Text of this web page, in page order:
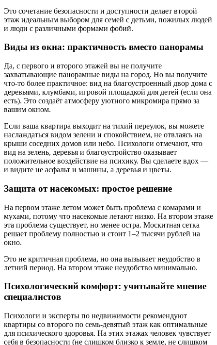
Это сочетание безопасности и доступности делает второй
этаж идеальным выбором для семей с детьми, пожилых людей
и люди с различными формами фобий.
Виды из окна: практичность вместо панорамы
Да, с первого и второго этажей вы не получите
захватывающие панорамные виды на город. Но вы получите
что-то более практичное: вид на благоустроенный двор дома с
деревьями, клумбами, игровой площадкой для детей (если она
есть). Это создаёт атмосферу уютного микромира прямо за
вашим окном.
Если ваша квартира выходит на тихий переулок, вы можете
наслаждаться видом зелени и спокойствием, не отвлаясь на
крыши соседних домов или небо. Психологи отмечают, что
вид на зелень, деревья и благоустройство оказывает
положительное воздействие на психику. Вы сделаете вдох —
и видите не асфальт и машины, а деревья и цветы.
Защита от насекомых: простое решение
На первом этаже летом может быть проблема с комарами и
мухами, потому что насекомые летают низко. На втором этаже
эта проблема существует, но менее остра. Москитная сетка
решает проблему полностью и стоит 1–2 тысячи рублей на
окно.
Это не критичная проблема, но она вызывает неудобство в
летний период. На втором этаже неудобство минимально.
Психологический комфорт: учитывайте мнение
специалистов
Психологи и эксперты по недвижимости рекомендуют
квартиры со второго по семь-девятый этаж как оптимальные
для психического здоровья. На этих этажах человек чувствует
себя в безопасности (не слишком близко к земле, не слишком